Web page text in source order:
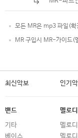
모든 MR은 mp3 파일(
MR 구입시 MR-가이드(
최신악보 인기
밴드
기타
베이스
멜로디
멜로디
멜로